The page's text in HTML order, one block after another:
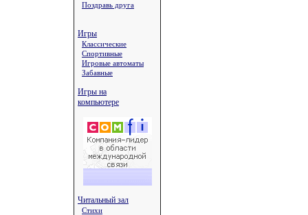
Поздравь друга
Игры
Классические
Спортивные
Игровые автоматы
Забавные
Игры на
компьютере
Читальный зал
Стихи